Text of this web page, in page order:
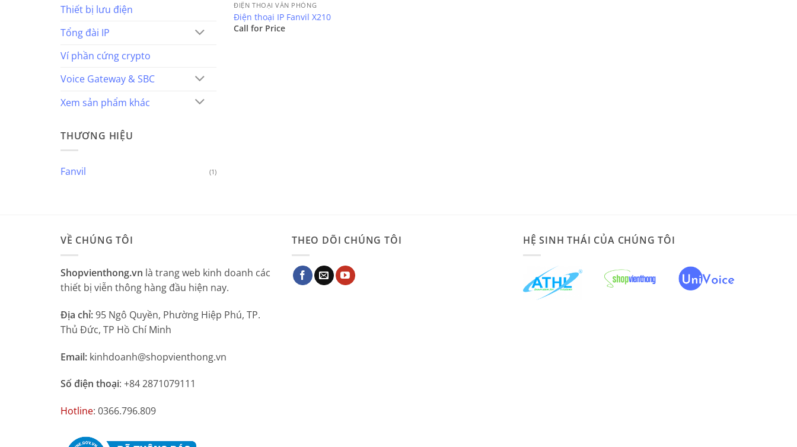
Thiết bị lưu điện
Tổng đài IP
Ví phần cứng crypto
Voice Gateway & SBC
Xem sản phẩm khác
THƯƠNG HIỆU
Fanvil (1)
ĐIỆN THOẠI VĂN PHÒNG
Điện thoại IP Fanvil X210
Call for Price
VỀ CHÚNG TÔI
Shopvienthong.vn là trang web kinh doanh các
thiết bị viễn thông hàng đầu hiện nay.
Địa chỉ:95 Ngô Quyền, Phường Hiệp Phú, TP.
Thủ Đức, TP Hồ Chí Minh
Email: kinhdoanh@shopvienthong.vn
Số điện thoại: +84 2871079111
Hotline: 0366.796.809
THEO DÕI CHÚNG TÔI HỆ SINH THÁI CỦA CHÚNG TÔI